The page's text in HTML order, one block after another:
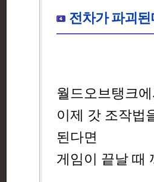
전차가 파괴
월드오브탱크
이제 갓 조작법
된다면
게임이 끝날 때